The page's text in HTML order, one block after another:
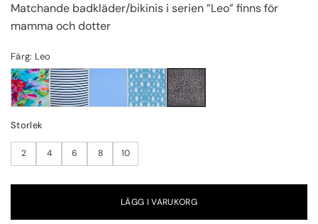
Matchande badkläder/bikinis i serien ”Leo” finns för
mamma och dotter
Färg: Leo
Storlek
2 4 6 8 10
LÄGG I VARUKORG